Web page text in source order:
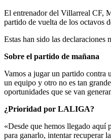
El entrenador del Villarreal CF,
partido de vuelta de los octavos
Estas han sido las declaraciones
Sobre el partido de mañana
Vamos a jugar un partido contra
un equipo y otro no es tan
oportunidades que se van
¿Prioridad por LALIGA?
«Desde que hemos llegado aquí
para ganarlo, intentar recuperar